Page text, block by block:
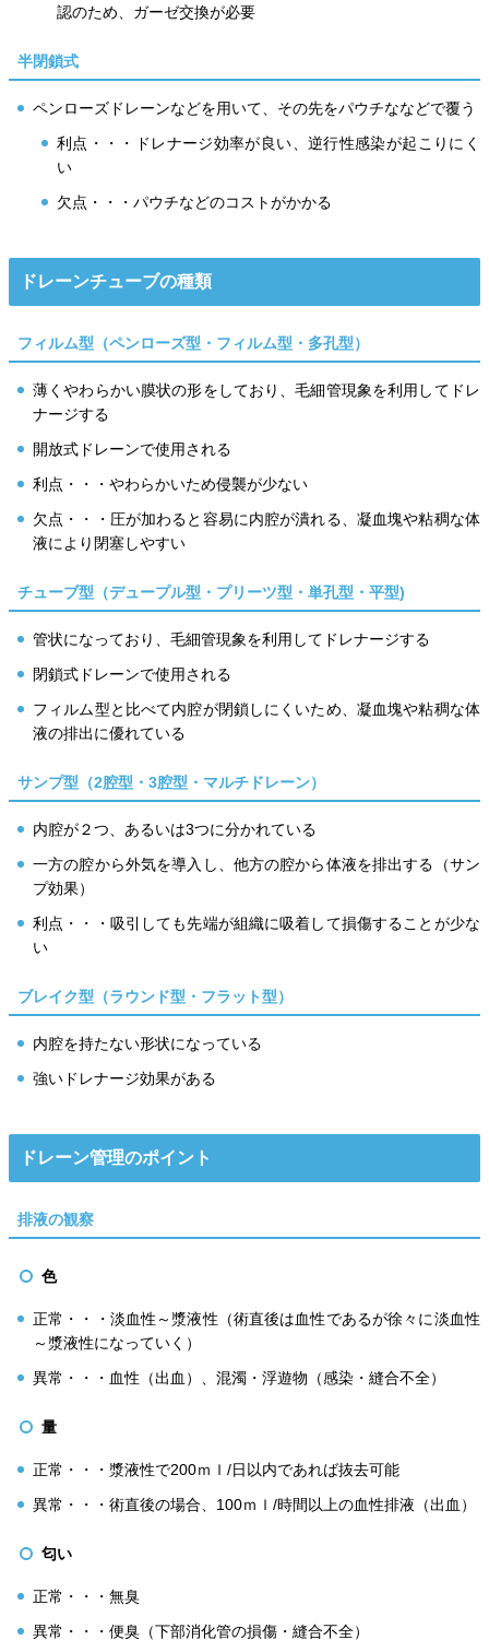
認のため、ガーゼ交換が必要
半閉鎖式
ペンローズドレーンなどを用いて、その先をパウチななどで覆う
利点・・・ドレナージ効率が良い、逆行性感染が起こりにく
い
欠点・・・パウチなどのコストがかかる
ドレーンチューブの種類
フィルム型（ペンローズ型・フィルム型・多孔型）
薄くやわらかい膜状の形をしており、毛細管現象を利用してドレ
ナージする
開放式ドレーンで使用される
利点・・・やわらかいため侵襲が少ない
欠点・・・圧が加わると容易に内腔が潰れる、凝血塊や粘稠な体
液により閉塞しやすい
チューブ型（デュープル型・プリーツ型・単孔型・平型)
管状になっており、毛細管現象を利用してドレナージする
閉鎖式ドレーンで使用される
フィルム型と比べて内腔が閉鎖しにくいため、凝血塊や粘稠な体
液の排出に優れている
サンプ型（2腔型・3腔型・マルチドレーン）
内腔が２つ、あるいは3つに分かれている
一方の腔から外気を導入し、他方の腔から体液を排出する（サン
プ効果）
利点・・・吸引しても先端が組織に吸着して損傷することが少な
い
ブレイク型（ラウンド型・フラット型）
内腔を持たない形状になっている
強いドレナージ効果がある
ドレーン管理のポイント
排液の観察
色
正常・・・淡血性～漿液性（術直後は血性であるが徐々に淡血性
～漿液性になっていく）
異常・・・血性（出血）、混濁・浮遊物（感染・縫合不全）
量
正常・・・漿液性で200ｍｌ/日以内であれば抜去可能
異常・・・術直後の場合、100ｍｌ/時間以上の血性排液（出血）
匂い
正常・・・無臭
異常・・・便臭（下部消化管の損傷・縫合不全）